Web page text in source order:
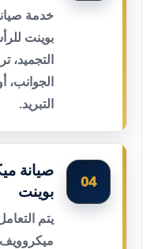
خدمة
بوينت
التجميد،
التبريد.
04
صيانة
بوينت
يتم